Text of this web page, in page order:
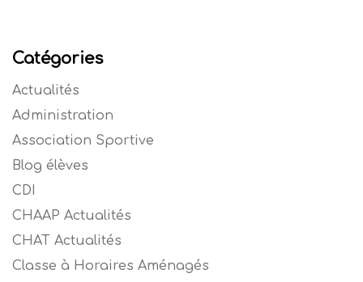
Catégories
Actualités
Administration
Association Sportive
Blog élèves
CDI
CHAAP Actualités
CHAT Actualités
Classe à Horaires Aménagés